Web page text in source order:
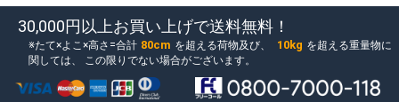
30,000円以上お買い上げで送料無料！
たて×よこ×高さ=合計 80cm を超える荷物及び、 10kg を超える重量物に
関しては、
この限りでない場合がございます。